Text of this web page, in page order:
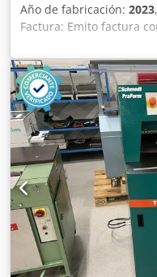
Año de fabricación: 2023
Factura: Emito factura
bomba hidráulica
Amumjfx Akvekr Código
embalaje: sin embalaje